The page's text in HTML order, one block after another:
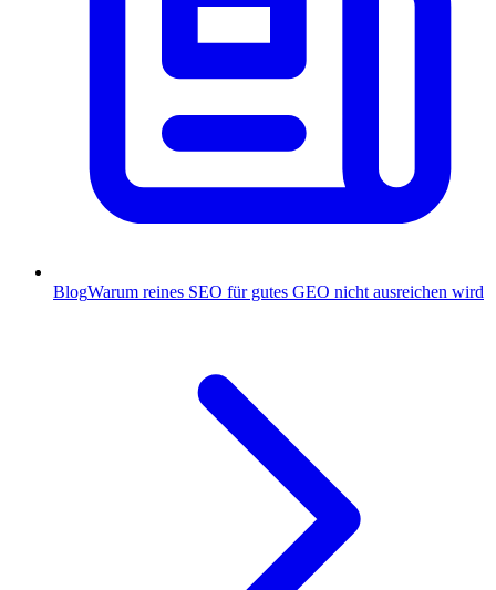
BlogWarum reines SEO für gutes GEO nicht ausreichen wird